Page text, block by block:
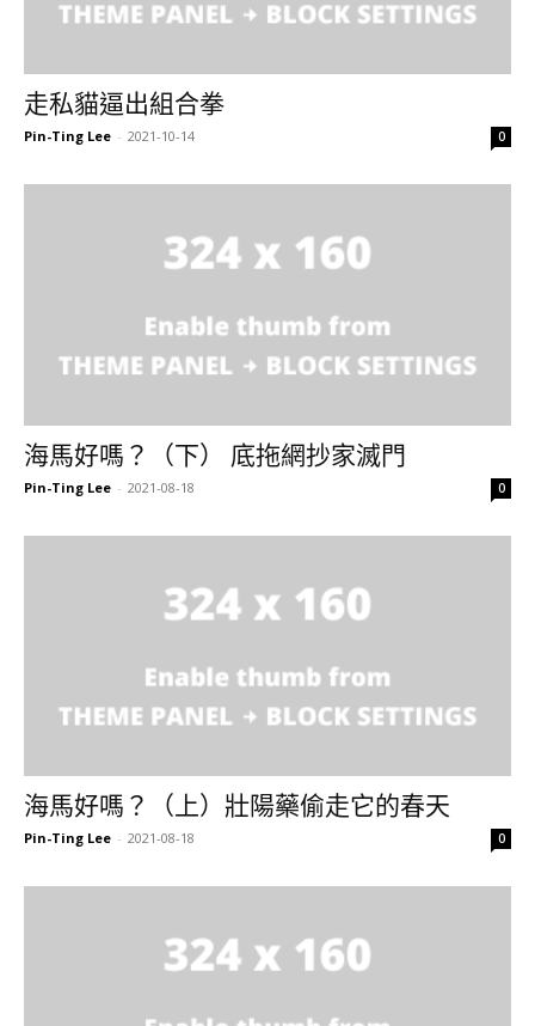
走私貓逼出組合拳
Pin-Ting Lee - 2021-10-14 0
海馬好嗎？（下） 底拖網抄家滅門
Pin-Ting Lee - 2021-08-18 0
海馬好嗎？（上）壯陽藥偷走它的春天
Pin-Ting Lee - 2021-08-18 0